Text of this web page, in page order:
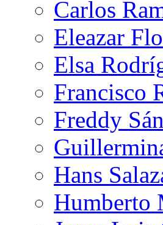
Carlos
Eleazar
Elsa
Francisco
Freddy
Hans
Humberto